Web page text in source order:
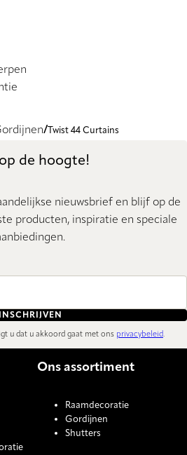
Twist 44 Curtains
de hoogte!
nieuwsbrief en blijf op de
producten, inspiratie en speciale
INSCHRIJVEN
u dat u akkoord gaat met ons privacybeleid.
Ons assortiment
Raamdecoratie
Gordijnen
Shutters